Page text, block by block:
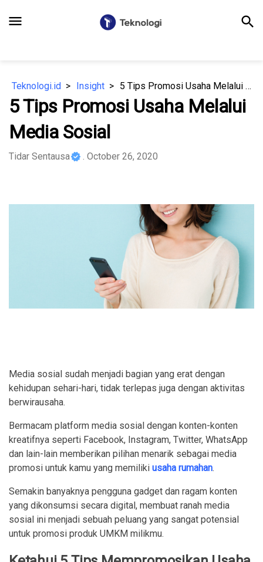
menu search
Teknologi.id Insight 5 Tips Promosi Usaha Melalui Media Sosial
5 Tips Promosi Usaha Melalui
Media Sosial
Tidar Sentausa . October 26, 2020
Media sosial sudah menjadi bagian yang erat dengan
kehidupan sehari-hari, tidak terlepas juga dengan aktivitas
berwirausaha.
Bermacam platform media sosial dengan konten-konten
kreatifnya seperti Facebook, Instagram, Twitter, WhatsApp
dan lain-lain memberikan pilihan menarik sebagai media
promosi untuk kamu yang memiliki usaha rumahan.
Semakin banyaknya pengguna gadget dan ragam konten
yang dikonsumsi secara digital, membuat ranah media
sosial ini menjadi sebuah peluang yang sangat potensial
untuk promosi produk UMKM milikmu.